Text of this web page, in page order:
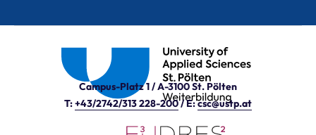
Campus-Platz 1 / A-3100 St. Pölten
T:+43/2742/313 228-200/ E:csc@ustp.at